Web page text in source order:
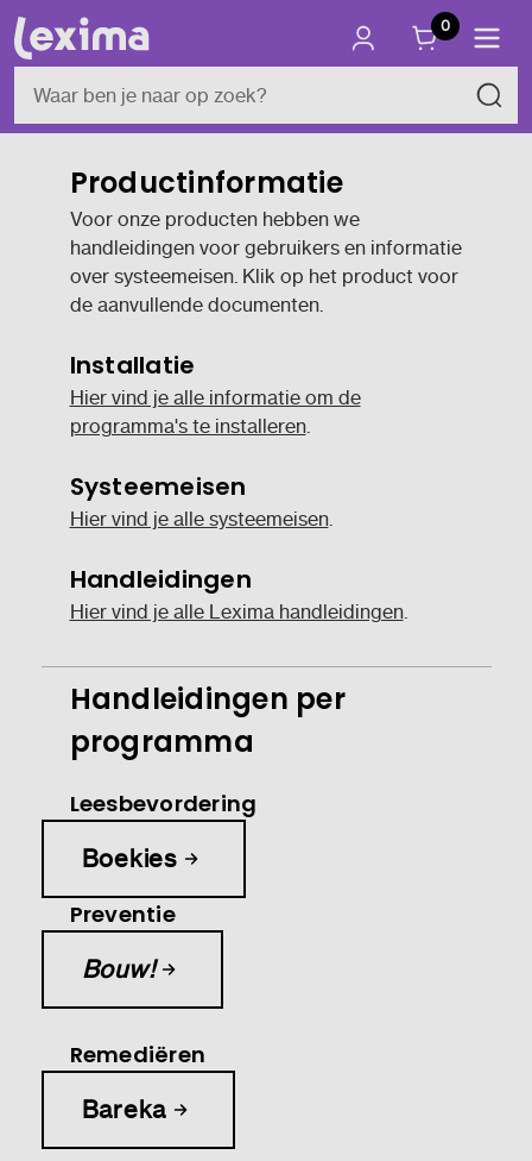
0
Productinformatie
Voor onze producten hebben we
handleidingen voor gebruikers en informatie
over systeemeisen. Klik op het product voor
de aanvullende documenten.
Installatie
Hier vind je alle informatie om de
programma's te installeren.
Systeemeisen
Hier vind je alle systeemeisen.
Handleidingen
Hier vind je alle Lexima handleidingen.
Handleidingen per
programma
Leesbevordering
Boekies
Preventie
Bouw!
Remediëren
Bareka